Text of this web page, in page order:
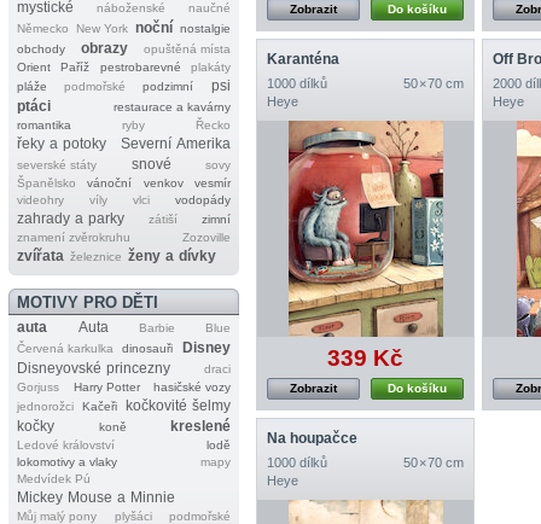
mystické
náboženské
naučné
Německo
New York noční nostalgie
obchody
obrazy
opuštěná místa
Orient
Paříž pestrobarevné
plakáty
pláže
podmořské podzimní
psi
ptáci
restaurace a kavárny
romantika
ryby Řecko
řeky a potoky Severní Amerika
severské státy snové
sovy
Španělsko
vánoční venkov
vesmír
videohry
víly vlci vodopády
zahrady a parky zátiší
zimní
znamení zvěrokruhu
Zozoville
zvířata železnice ženy a dívky
MOTIVY PRO DĚTI
auta Auta Barbie
Blue
Červená karkulka
dinosauři
Disney
Disneyovské princezny
draci
Gorjuss
Harry Potter
hasičské vozy
jednorožci
Kačeři
kočkovité šelmy
kočky
koně kreslené
Ledové království
lodě
lokomotivy a vlaky
mapy
Medvídek Pú
Mickey Mouse a Minnie
Můj malý pony plyšáci
podmořské
Do košíku
Zobrazit
Karanténa
1000 dílků
50 × 70 cm
Heye
339 Kč
Do košíku
Zobrazit
Off
2000
Heye
Na houpačce
1000 dílků
50 × 70 cm
Heye